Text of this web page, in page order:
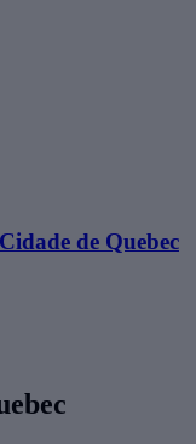
de Quebec